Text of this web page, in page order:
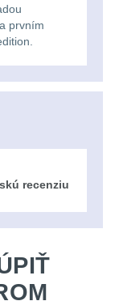
prvním
recenziu